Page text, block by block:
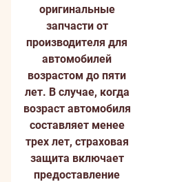
оригинальные
запчасти от
производителя для
автомобилей
возрастом до пяти
лет. В случае, когда
возраст автомобиля
составляет менее
трех лет, страховая
защита включает
предоставление